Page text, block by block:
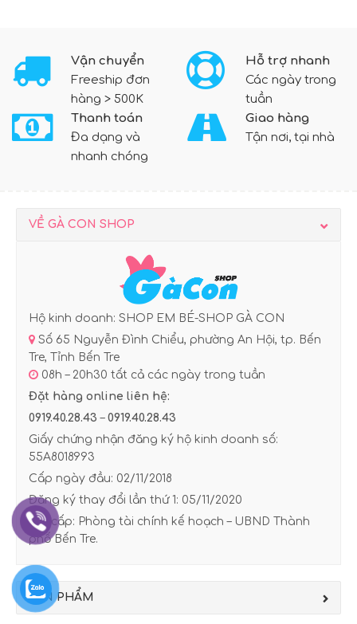
Vận chuyển
Freeship đơn
hàng > 500K
Hỗ trợ nhanh
Các ngày trong
tuần
Thanh toán
Đa dạng và
nhanh chóng
Giao hàng
Tận nơi, tại nhà
VỀ GÀ CON SHOP
Hộ kinh doanh: SHOP EM BÉ-SHOP GÀ CON
Số 65 Nguyễn Đình Chiểu, phường An Hội, tp. Bến
Tre, Tỉnh Bến Tre
08h – 20h30 tất cả các ngày trong tuần
Đặt hàng online liên hệ:
0919.40.28.43 – 0919.40.28.43
Giấy chứng nhận đăng ký hộ kinh doanh số:
55A8018993
Cấp ngày đầu: 02/11/2018
Đăng ký thay đổi lần thứ 1: 05/11/2020
Nơi cấp: Phòng tài chính kế hoạch – UBND Thành
phố Bến Tre.
SẢN PHẨM